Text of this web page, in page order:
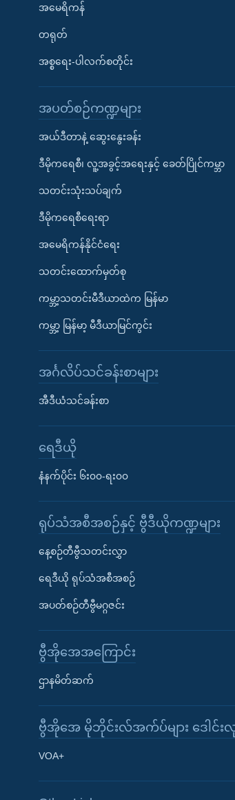
Learning English
အမေရိကန်
တရုတ်
အစ္စရေး-ပါလက်စတိုင်း
အပတ်စဉ်ကဏ္ဍများ
အယ်ဒီတာနဲ့ ဆွေးနွေးခန်း
ဒီမိုကရေစီ၊ လူ့အခွင့်အရေးနှင့် ခေတ်ပြိုင်ကမ္ဘာ
သတင်းသုံးသပ်ချက်
ဒီမိုကရေစီရေးရာ
အမေရိကန်နိုင်ငံရေး
သတင်းထောက်မှတ်စု
ကမ္ဘာ့သတင်းမီဒီယာထဲက မြန်မာ
ကမ္ဘာ့ မြန်မာ့ မီဒီယာမြင်ကွင်း
အင်္ဂလိပ်သင်ခန်းစာများ
အီဒီယံသင်ခန်းစာ
ရေဒီယို
နံနက်ပိုင်း ၆း၀၀-ရး၀၀
ရုပ်သံအစီအစဉ်နှင့် ဗွီဒီယိုကဏ္ဍများ
နေ့စဉ်တီဗွီသတင်းလွှာ
ရေဒီယို ရုပ်သံအစီအစဉ်
အပတ်စဉ်တီဗွီမဂ္ဂဇင်း
ဗွီအိုအေအကြောင်း
ဌာနမိတ်ဆက်
ဗွီအိုအေ မိုဘိုင်းလ်အက်ပ်များ ဒေါင်
VOA+